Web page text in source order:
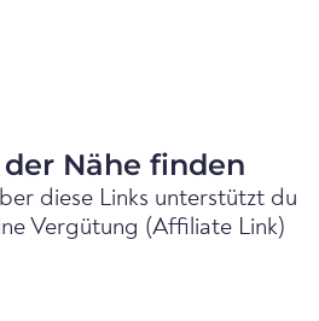
Nähe finden
diese Links unterstützt du
Vergütung (Affiliate Link)